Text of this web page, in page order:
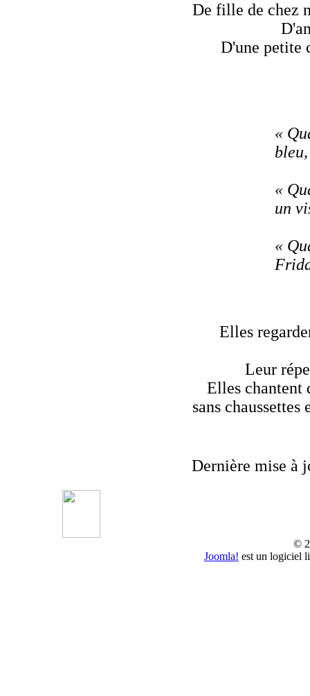
De fille de chez
D'une petite
«
«
un
«
Elles
Leur
Elles chantent
sans
Dernière mise à
©
Joomla! est un logiciel